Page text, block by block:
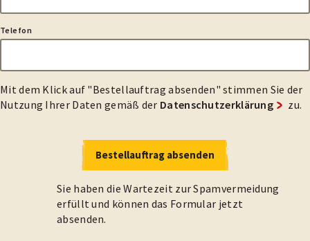
Telefon
Mit dem Klick auf "Bestellauftrag absenden" stimmen Sie der
Nutzung Ihrer Daten gemäß der Datenschutzerklärung zu.
Bestellauftrag absenden
Sie haben die Wartezeit zur Spamvermeidung
erfüllt und können das Formular jetzt
absenden.